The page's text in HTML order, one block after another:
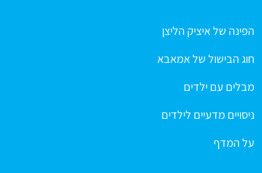
הפינה של איציק הליצן
חוג הבישול של אמאבא
מבלים עם ילדים
ניסויים מדעיים לילדים
על המדף